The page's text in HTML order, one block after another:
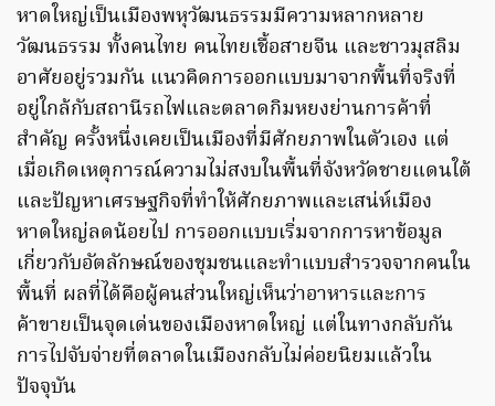
หาดใหญ่เป็นเมืองพหุวัฒนธรรมมีความหลากหลาย
วัฒนธรรม ทั้งคนไทย คนไทยเชื้อสายจีน และชาวมุสลิม
อาศัยอยู่รวมกัน แนวคิดการออกแบบมาจากพื้นที่จริงที่
อยู่ใกล้กับสถานีรถไฟและตลาดกิมหยงย่านการค้าที่
สำคัญ ครั้งหนึ่งเคยเป็นเมืองที่มีศักยภาพในตัวเอง แต่
เมื่อเกิดเหตุการณ์ความไม่สงบในพื้นที่จังหวัดชายแดนใต้
และปัญหาเศรษฐกิจที่ทำให้ศักยภาพและเสน่ห์เมือง
หาดใหญ่ลดน้อยไป การออกแบบเริ่มจากการหาข้อมูล
เกี่ยวกับอัตลักษณ์ของชุมชนและทำแบบสำรวจจากคนใน
พื้นที่ ผลที่ได้คือผู้คนส่วนใหญ่เห็นว่าอาหารและการ
ค้าขายเป็นจุดเด่นของเมืองหาดใหญ่ แต่ในทางกลับกัน
การไปจับจ่ายที่ตลาดในเมืองกลับไม่ค่อยนิยมแล้วใน
ปัจจุบัน